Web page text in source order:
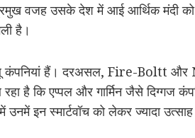
वजह उसके देश में आई आर्थिक मंदी को
है।
कंपनियां हैं। दरअसल, Fire-Boltt और
है कि एप्पल और गार्मिन जैसे दिग्गज
इन स्मार्टवॉच को लेकर ज्यादा